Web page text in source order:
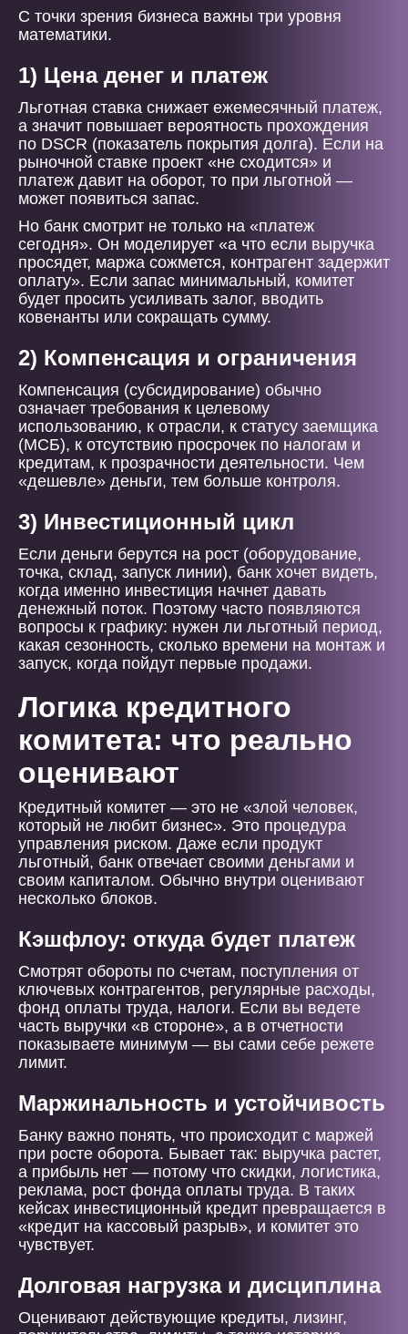
С точки зрения бизнеса важны три уровня
математики.
1) Цена денег и платеж
Льготная ставка снижает ежемесячный платеж,
а значит повышает вероятность прохождения
по DSCR (показатель покрытия долга). Если на
рыночной ставке проект «не сходится» и
платеж давит на оборот, то при льготной —
может появиться запас.
Но банк смотрит не только на «платеж
сегодня». Он моделирует «а что если выручка
просядет, маржа сожмется, контрагент задержит
оплату». Если запас минимальный, комитет
будет просить усиливать залог, вводить
ковенанты или сокращать сумму.
2) Компенсация и ограничения
Компенсация (субсидирование) обычно
означает требования к целевому
использованию, к отрасли, к статусу заемщика
(МСБ), к отсутствию просрочек по налогам и
кредитам, к прозрачности деятельности. Чем
«дешевле» деньги, тем больше контроля.
3) Инвестиционный цикл
Если деньги берутся на рост (оборудование,
точка, склад, запуск линии), банк хочет видеть,
когда именно инвестиция начнет давать
денежный поток. Поэтому часто появляются
вопросы к графику: нужен ли льготный период,
какая сезонность, сколько времени на монтаж и
запуск, когда пойдут первые продажи.
Логика кредитного
комитета: что реально
оценивают
Кредитный комитет — это не «злой человек,
который не любит бизнес». Это процедура
управления риском. Даже если продукт
льготный, банк отвечает своими деньгами и
своим капиталом. Обычно внутри оценивают
несколько блоков.
Кэшфлоу: откуда будет платеж
Смотрят обороты по счетам, поступления от
ключевых контрагентов, регулярные расходы,
фонд оплаты труда, налоги. Если вы ведете
часть выручки «в стороне», а в отчетности
показываете минимум — вы сами себе режете
лимит.
Маржинальность и устойчивость
Банку важно понять, что происходит с маржей
при росте оборота. Бывает так: выручка растет,
а прибыль нет — потому что скидки, логистика,
реклама, рост фонда оплаты труда. В таких
кейсах инвестиционный кредит превращается в
«кредит на кассовый разрыв», и комитет это
чувствует.
Долговая нагрузка и дисциплина
Оценивают действующие кредиты, лизинг,